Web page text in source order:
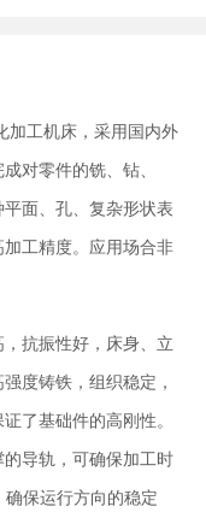
加工机床，采用国内外
对零件的铣、钻、
面、孔、复杂形状表
工精度。应用场合非
抗振性好，床身、立
度铸铁，组织稳定，
了基础件的高刚性。
导轨，可确保加工时
保运行方向的稳定